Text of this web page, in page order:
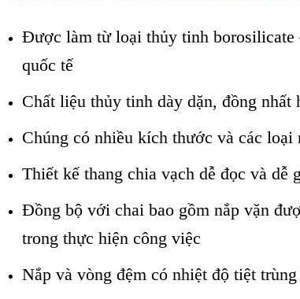
Được làm từ loại thủy tinh borosilicate
quốc tế
Chất liệu thủy tinh dày dặn, đồng
Chúng có nhiều kích thước và các loại
Thiết kế thang chia vạch dễ đọc và dễ
Đồng bộ với chai bao gồm nắp vặn
trong thực hiện công việc
Nắp và vòng đệm có nhiệt độ tiệt